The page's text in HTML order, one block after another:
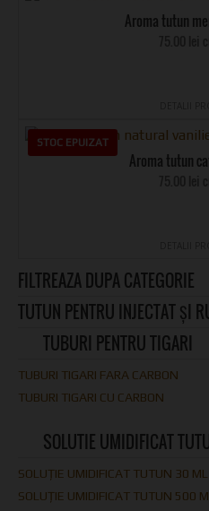
Aroma tutun
STOC EPUIZAT
Aroma tutun
FILTREAZA DUPA CATEGORIE
TUTUN PENTRU INJECTAT ȘI
TUBURI PENTRU TIGARI
TUBURI TIGARI FARA CARBON
TUBURI TIGARI CU CARBON
SOLUTIE UMIDIFICAT
SOLUȚIE UMIDIFICAT TUTUN 30
SOLUȚIE UMIDIFICAT TUTUN 500